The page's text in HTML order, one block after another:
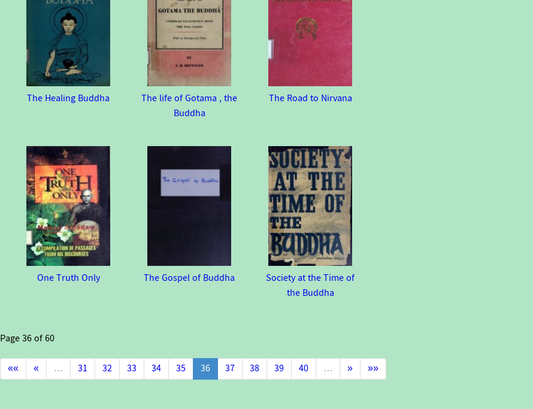
The Healing Buddha
The life of Gotama , the
Buddha
The Road to Nirvana
One Truth Only The Gospel of Buddha
Society at the Time of
the Buddha
Page36of60
««
« … 31 32 33 34 35 36 37 38 39 40 … » »»